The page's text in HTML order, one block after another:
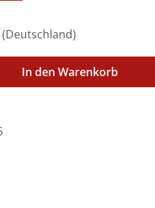
Wert ein oder benutze
In den Warenkorb